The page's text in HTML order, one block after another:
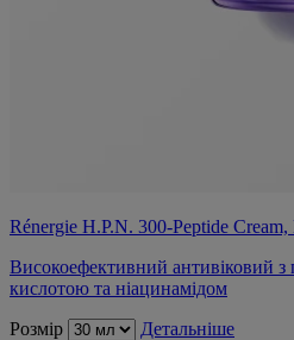
Rénergie H.P.N. 300-Peptide
Високоефективний антивіковий
кислотою та ніацинамідом
Розмір
Детальніше